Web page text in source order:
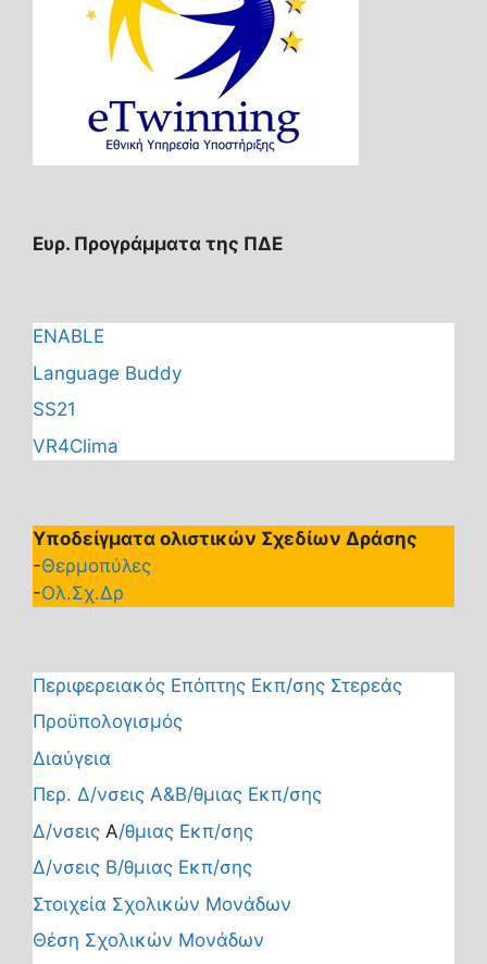
Ευρ. Προγράμματα της ΠΔΕ
ENABLE
Language Buddy
SS21
VR4Clima
Υποδείγματα ολιστικών Σχεδίων Δράσης
-Θερμοπύλες
-Ολ.Σχ.Δρ
Περιφερειακός Επόπτης Εκπ/σης Στερεάς
Προϋπολογισμός
Διαύγεια
Περ. Δ/νσεις Α&Β/θμιας Εκπ/σης
Δ/νσεις Α/θμιας Εκπ/σης
Δ/νσεις Β/θμιας Εκπ/σης
Στοιχεία Σχολικών Μονάδων
Θέση Σχολικών Μονάδων